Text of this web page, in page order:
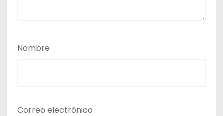
Nombre
Correo electrónico